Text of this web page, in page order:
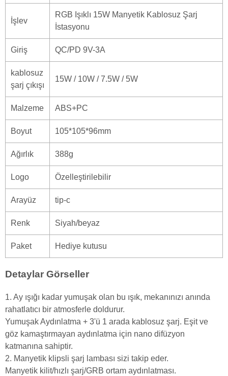
İşlev
RGB Işıklı 15W Manyetik Kablosuz Şarj
İstasyonu
Giriş QC/PD 9V-3A
kablosuz
şarj çıkışı
15W / 10W / 7.5W / 5W
Malzeme ABS+PC
Boyut 105*105*96mm
Ağırlık 388g
Logo Özelleştirilebilir
Arayüz tip-c
Renk Siyah/beyaz
Paket Hediye kutusu
Detaylar Görseller
1. Ay ışığı kadar yumuşak olan bu ışık, mekanınızı anında
rahatlatıcı bir atmosferle doldurur.
Yumuşak Aydınlatma + 3'ü 1 arada kablosuz şarj. Eşit ve
göz kamaştırmayan aydınlatma için nano difüzyon
katmanına sahiptir.
2. Manyetik klipsli şarj lambası sizi takip eder.
Manyetik kilit/hızlı şarj/GRB ortam aydınlatması.